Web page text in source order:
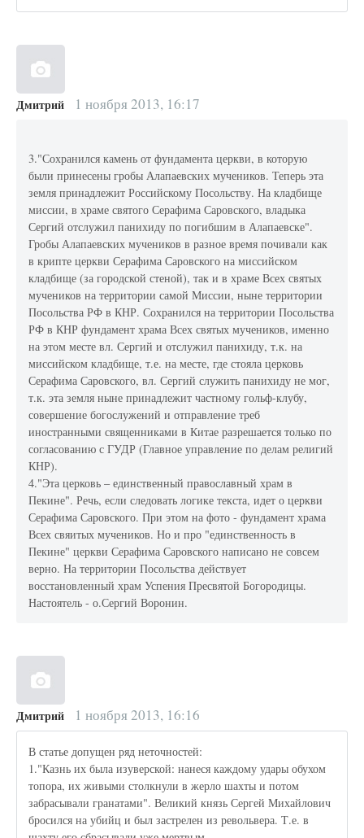
Дмитрий 1 ноября 2013, 16:17
3."Сохранился камень от фундамента церкви, в которую
были принесены гробы Алапаевских мучеников. Теперь эта
земля принадлежит Российскому Посольству. На кладбище
миссии, в храме святого Серафима Саровского, владыка
Сергий отслужил панихиду по погибшим в Алапаевске".
Гробы Алапаевских мучеников в разное время почивали как
в крипте церкви Серафима Саровского на миссийском
кладбище (за городской стеной), так и в храме Всех святых
мучеников на территории самой Миссии, ныне территории
Посольства РФ в КНР. Сохранился на территории Посольства
РФ в КНР фундамент храма Всех святых мучеников, именно
на этом месте вл. Сергий и отслужил панихиду, т.к. на
миссийском кладбище, т.е. на месте, где стояла церковь
Серафима Саровского, вл. Сергий служить панихиду не мог,
т.к. эта земля ныне принадлежит частному гольф-клубу,
совершение богослужений и отправление треб
иностранными священниками в Китае разрешается только по
согласованию с ГУДР (Главное управление по делам религий
КНР).
4."Эта церковь – единственный православный храм в
Пекине". Речь, если следовать логике текста, идет о церкви
Серафима Саровского. При этом на фото - фундамент храма
Всех свяитых мучеников. Но и про "единственность в
Пекине" церкви Серафима Саровского написано не совсем
верно. На территории Посольства действует
восстановленный храм Успения Пресвятой Богородицы.
Настоятель - о.Сергий Воронин.
Дмитрий 1 ноября 2013, 16:16
В статье допущен ряд неточностей:
1."Казнь их была изуверской: нанеся каждому удары обухом
топора, их живыми столкнули в жерло шахты и потом
забрасывали гранатами". Великий князь Сергей Михайлович
бросился на убийц и был застрелен из револьвера. Т.е. в